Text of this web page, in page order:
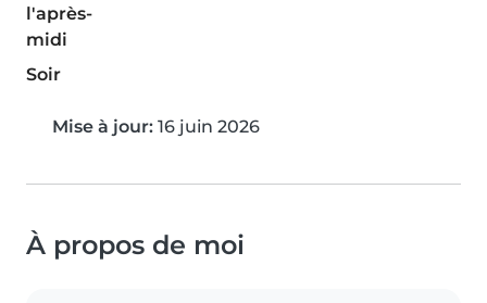
l'après-
midi
Soir
Mise à jour: 16 juin 2026
À propos de moi